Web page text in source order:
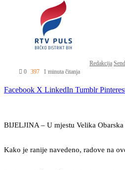
Redakcija
0 397 1 minuta čitanja
Facebook X LinkedIn Tumblr
BIJELJINA – U mjestu Velika
Kako je ranije navedeno, radove na